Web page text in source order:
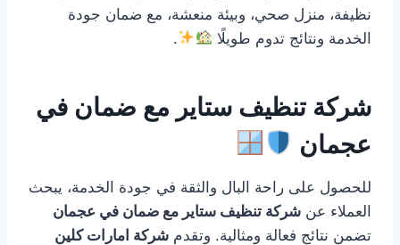
نظيفة، منزل صحي، وبيئة منعشة، مع ضمان جودة
الخدمة ونتائج تدوم طويلًا
.
شركة تنظيف ستاير مع ضمان في
عجمان
للحصول على راحة البال والثقة في جودة الخدمة، يبحث
العملاء عن شركة تنظيف ستاير مع ضمان في عجمان
تضمن نتائج فعالة ومثالية. وتقدم شركة امارات كلين